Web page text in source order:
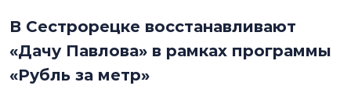
В Сестрорецке восстанавливают
«Дачу Павлова» в рамках программы
«Рубль за метр»